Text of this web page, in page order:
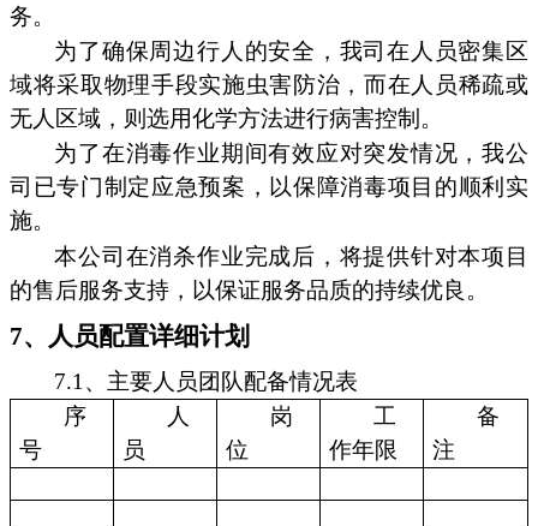
务。
为了确保周边行人的安全，我司在人员密集区
域将采取物理手段实施虫害防治，而在人员稀疏或
无人区域，则选用化学方法进行病害控制。
为了在消毒作业期间有效应对突发情况，我公
司已专门制定应急预案，以保障消毒项目的顺利实
施。
本公司在消杀作业完成后，将提供针对本项目
的售后服务支持，以保证服务品质的持续优良。
7、人员配置详细计划
7.1、主要人员团队配备情况表
序
号
人
员
岗
位
工
作年限
备
注